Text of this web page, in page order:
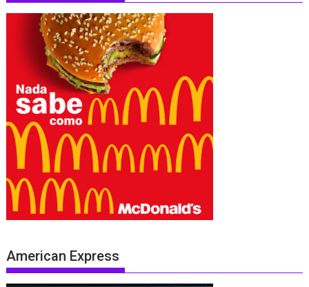
American Express